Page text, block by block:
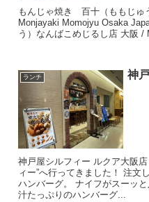
もんじゃ焼き 百十（ももじゅ
Monjayaki Momojyu Osaka
う）なんばこめじるし店 大阪 /
ランチ 神
神戸屋シルフィー ルクア大阪
ィー”へ行ってきました！ 注文
ハンバーグ。 ナイフがスーッ
汁たっぷりのハンバーグ...